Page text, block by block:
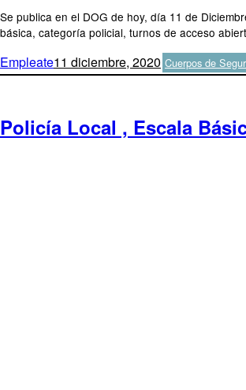
Se publica en el DOG de hoy, día 11 de
básica, categoría policial, turnos de acceso
Autor
EmpleatePublicado
el
11 diciembre, 2020 Categorías
Cuerpos de
Policía Local , Escala